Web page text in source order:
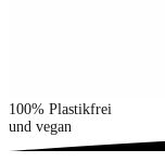
100% Plastikfrei
und vegan